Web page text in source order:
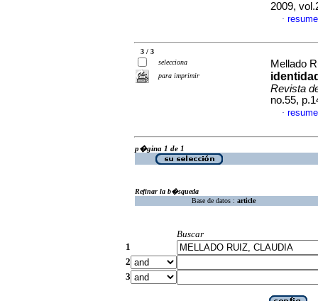
2009,
·
3 / 3
selecciona
para imprimir
Mellado
Revista
no.55,
·
p�gina 1 de 1
Refinar la b�squeda
Base de datos : article
Buscar
1
2
3